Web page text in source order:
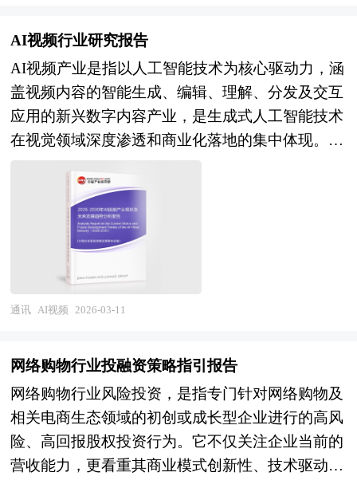
工具）、感知交互技术（空间定位、手势识别、眼
动追踪、脑机接口）以及行业应用解决方案（工业
元宇宙、数字孪生、沉浸式培训、虚拟社交）等完
整链条。区别于传统信息技术的二维呈现方式，
XR技术通过构建具身认知的沉浸环境，正在重塑
人类获取信息、协同工作、娱乐消费和社会交往的
基本模式，被视为继移动互联网之后可能引发计算
平台迁移的战略性技术方向。 当前，我国XR产业
正处于技术迭代加速与场景落地深化的关键转折
期。在硬件层面，Pancake光学方案、Micro-
OLED/Micro-LED显示技术、高通骁龙XR专用芯片
的应用显著提升了设备的轻薄化程度与显示性能，
步成为高端产品的标准配置，但在底层芯片架构、
高精度光学模组、低延迟渲染算法等核心环节仍对
国际供应链存在依赖；在软件生态层面，国产三维
引擎、空间计算平台、低代码开发工具快速成长，
但在开发者社区规模、高质量内容储备、跨平台兼
AI视频行业研究报告
AI视频产业是指以人工智能技术为核心驱动力，涵
盖视频内容的智能生成、编辑、理解、分发及交互
应用的新兴数字内容产业，是生成式人工智能技术
在视觉领域深度渗透和商业化落地的集中体现。从
理、多模态大模型、图形渲染、云计算等多个技术
领域，其应用场景从传统的视频分析识别向视频智
能创作、实时风格迁移、数字人驱动、交互式叙事
等前沿方向快速拓展，形成"AI原生视频"与"AI增
强视频"并存的产业生态。作为数字内容生产方式
的革命性变革，AI视频技术正在重塑影视制作、广
业的视觉内容供应链，其发展水平直接关系到国家
能力。 当前，我国AI视频产业正处于技术突破密
集涌现与商业模式探索并行的爆发前夜，创新活力
与治理挑战交织并存。在技术能力层面，以Sora、
可灵等为代表的视频生成大模型展现出对物理世界
通讯 AI视频 2026-03-11
网络购物行业投融资策略指引报告
网络购物行业风险投资，是指专门针对网络购物及
相关电商生态领域的初创或成长型企业进行的高风
险、高回报股权投资行为。它不仅关注企业当前的
营收能力，更看重其商业模式创新性、技术驱动潜